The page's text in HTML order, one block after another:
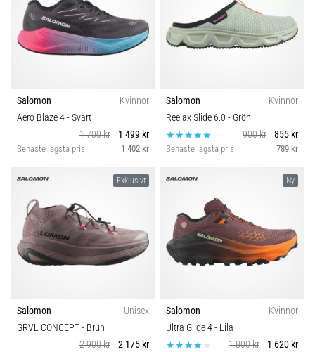
Salomon
Kvinnor
Aero Blaze 4- Svart
1 700 kr
1 499 kr
Senaste lägsta pris 1 402 kr
Salomon
Kvinnor
Reelax Slide 6.0 - Grön
900 kr
855 kr
Senaste lägsta pris 789 kr
Exklusivt
Salomon
Unisex
GRVL CONCEPT- Brun
2 900 kr
2 175 kr
Ny
Salomon
Kvinnor
Ultra Glide 4- Lila
1 800 kr
1 620 kr